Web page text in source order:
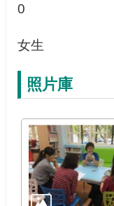
0
女生
照片庫